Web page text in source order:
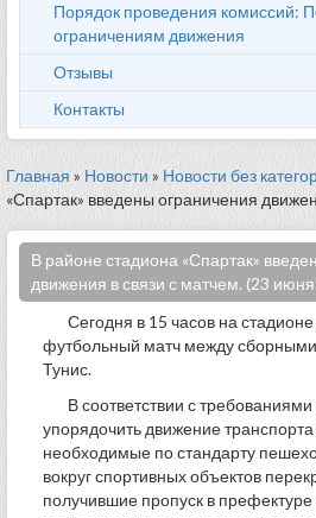
Порядок проведения комиссий:
ограничениям движения
Отзывы
Контакты
Главная » Новости » Новости без
«Спартак» введены ограничения
В районе стадиона «Спартак»
движения в связи с матчем. (23
Сегодня в 15 часов на стадионе
футбольный матч между сборными
Тунис.
В соответствии с
упорядочить движение транспорта
необходимые по стандарту
вокруг спортивных объектов
получившие пропуск в